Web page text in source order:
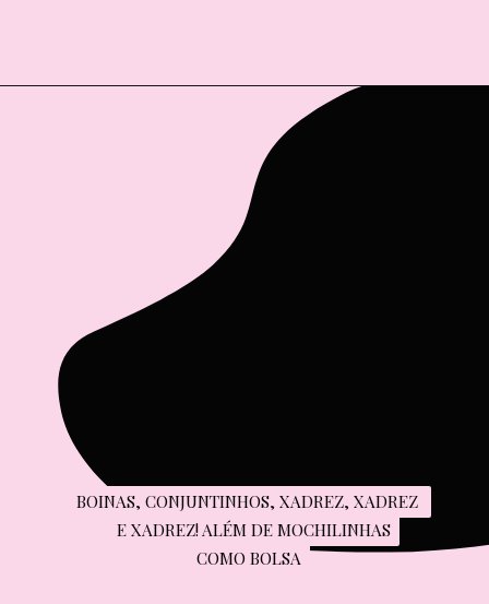
BOINAS, CONJUNTINHOS, XADREZ, XADREZ
E XADREZ! ALÉM DE MOCHILINHAS
COMO BOLSA
BOINAS, CONJUNTINHOS, XADREZ, XADREZ
E XADREZ! ALÉM DE MOCHILINHAS
COMO BOLSA